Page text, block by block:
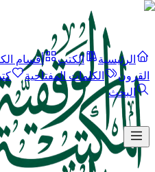
الرئيسية الكتب أقسام
القرون
الكلمات المفتاحية
البحث